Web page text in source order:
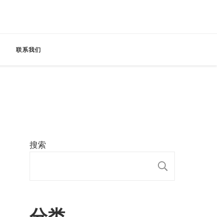
联系我们
搜索